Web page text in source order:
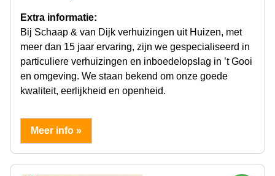
Extra informatie:
Bij Schaap & van Dijk verhuizingen uit Huizen, met
meer dan 15 jaar ervaring, zijn we gespecialiseerd in
particuliere verhuizingen en inboedelopslag in ’t Gooi
en omgeving. We staan bekend om onze goede
kwaliteit, eerlijkheid en openheid.
Meer info »